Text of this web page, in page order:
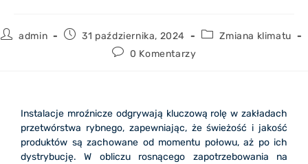
admin 31 października, 2024
Zmiana klimatu
0 Komentarzy
Instalacje mroźnicze odgrywają kluczową rolę w zakładach
przetwórstwa rybnego, zapewniając, że świeżość i jakość
produktów są zachowane od momentu połowu, aż po ich
dystrybucję. W obliczu rosnącego zapotrzebowania na